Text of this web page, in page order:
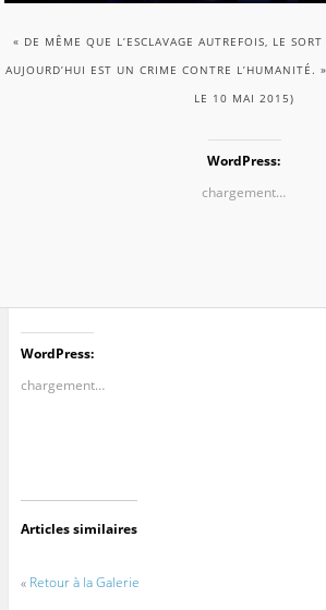
« DE MÊME QUE L’ESCLAVAGE AUTREFOIS, LE
AUJOURD’HUI EST UN CRIME CONTRE L’HUMANITÉ.
LE 10 MAI 2015)
WordPress:
chargement…
WordPress:
chargement…
Articles similaires
« Retour à la Galerie